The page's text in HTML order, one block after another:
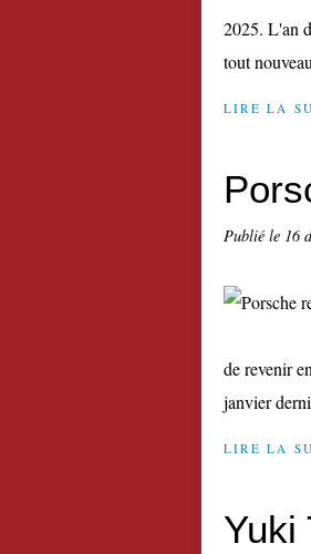
2025. L'an
tout
LIRE LA
Publié le 16
de revenir
janvier
LIRE LA
Yuki